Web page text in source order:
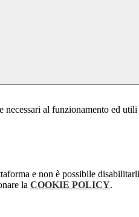
al funzionamento ed
e non è possibile
la COOKIE POLICY.